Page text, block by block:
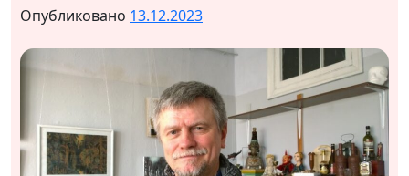
Опубликовано 13.12.2023